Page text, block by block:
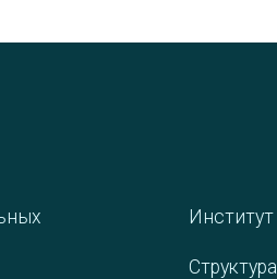
Институт
Структура